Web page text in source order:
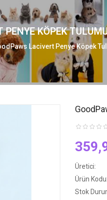
PENYE KÖPEK
Lacivert Penye Köpek
Üretici:
Ürün Kodu:
Stok